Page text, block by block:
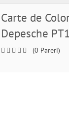
Carte de
Depesche
(0 Pareri)